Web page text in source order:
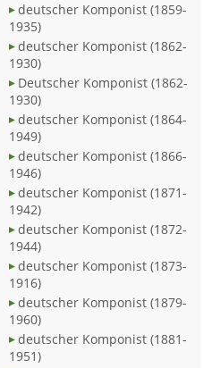
deutscher Komponist (1859-
1935)
deutscher Komponist (1862-
1930)
Deutscher Komponist (1862-
1930)
deutscher Komponist (1864-
1949)
deutscher Komponist (1866-
1946)
deutscher Komponist (1871-
1942)
deutscher Komponist (1872-
1944)
deutscher Komponist (1873-
1916)
deutscher Komponist (1879-
1960)
deutscher Komponist (1881-
1951)